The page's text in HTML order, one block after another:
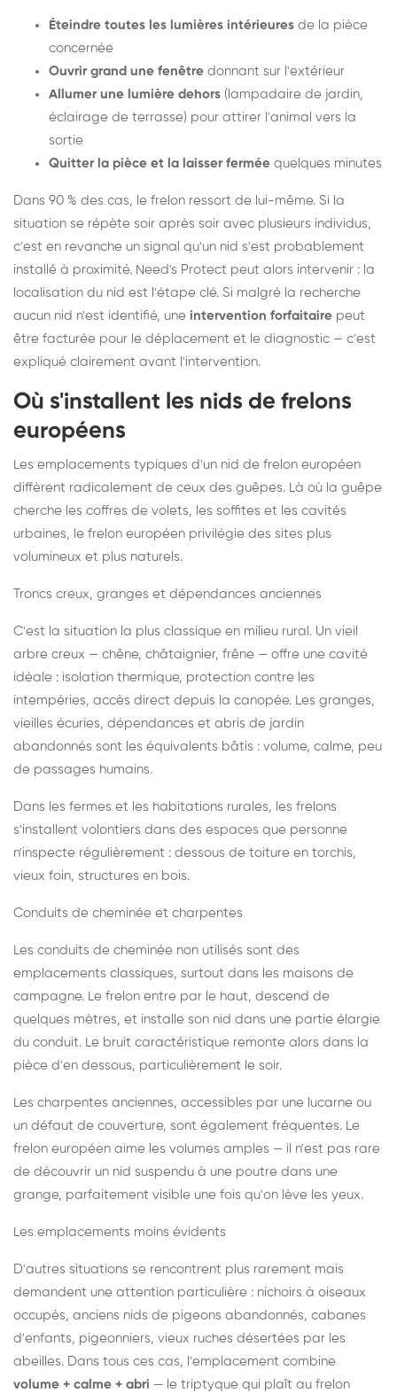
Éteindre toutes les lumières intérieures de la pièce
concernée
Ouvrir grand une fenêtre donnant sur l'extérieur
Allumer une lumière dehors (lampadaire de jardin,
éclairage de terrasse) pour attirer l'animal vers la
sortie
Quitter la pièce et la laisser fermée quelques minutes
Dans 90 % des cas, le frelon ressort de lui-même. Si la
situation se répète soir après soir avec plusieurs individus,
c'est en revanche un signal qu'un nid s'est probablement
installé à proximité. Need's Protect peut alors intervenir : la
localisation du nid est l'étape clé. Si malgré la recherche
aucun nid n'est identifié, une intervention forfaitaire peut
être facturée pour le déplacement et le diagnostic — c'est
expliqué clairement avant l'intervention.
Où s'installent les nids de frelons
européens
Les emplacements typiques d'un nid de frelon européen
diffèrent radicalement de ceux des guêpes. Là où la guêpe
cherche les coffres de volets, les soffites et les cavités
urbaines, le frelon européen privilégie des sites plus
volumineux et plus naturels.
Troncs creux, granges et dépendances anciennes
C'est la situation la plus classique en milieu rural. Un vieil
arbre creux — chêne, châtaignier, frêne — offre une cavité
idéale : isolation thermique, protection contre les
intempéries, accès direct depuis la canopée. Les granges,
vieilles écuries, dépendances et abris de jardin
abandonnés sont les équivalents bâtis : volume, calme, peu
de passages humains.
Dans les fermes et les habitations rurales, les frelons
s'installent volontiers dans des espaces que personne
n'inspecte régulièrement : dessous de toiture en torchis,
vieux foin, structures en bois.
Conduits de cheminée et charpentes
Les conduits de cheminée non utilisés sont des
emplacements classiques, surtout dans les maisons de
campagne. Le frelon entre par le haut, descend de
quelques mètres, et installe son nid dans une partie élargie
du conduit. Le bruit caractéristique remonte alors dans la
pièce d'en dessous, particulièrement le soir.
Les charpentes anciennes, accessibles par une lucarne ou
un défaut de couverture, sont également fréquentes. Le
frelon européen aime les volumes amples — il n'est pas rare
de découvrir un nid suspendu à une poutre dans une
grange, parfaitement visible une fois qu'on lève les yeux.
Les emplacements moins évidents
D'autres situations se rencontrent plus rarement mais
demandent une attention particulière : nichoirs à oiseaux
occupés, anciens nids de pigeons abandonnés, cabanes
d'enfants, pigeonniers, vieux ruches désertées par les
abeilles. Dans tous ces cas, l'emplacement combine
volume + calme + abri — le triptyque qui plaît au frelon